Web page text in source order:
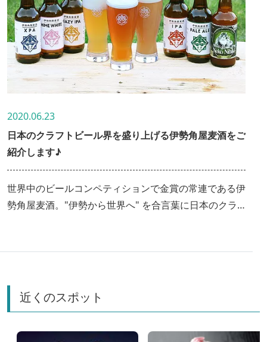
2020.06.23
日本のクラフトビール界を盛り上げる伊勢角屋麦酒をご
紹介します♪
世界中のビールコンペティションで金賞の常連である伊
勢角屋麦酒。"伊勢から世界へ" を合言葉に日本のクラ
ールを製造しています。今回はそんな伊勢角屋麦酒の鉄
紹介。国内外に熱狂的なファンを持つ、三重を代表する
クラフトビールの飲み比べをお楽しみください。
近くのスポット